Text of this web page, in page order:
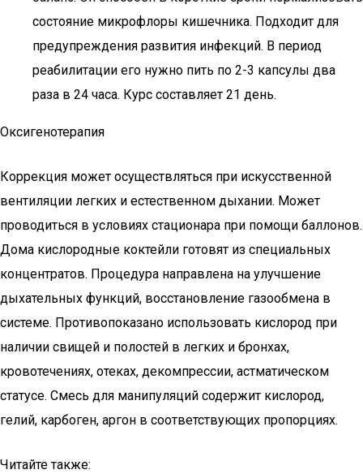
состояние микрофлоры кишечника. Подходит для
предупреждения развития инфекций. В период
реабилитации его нужно пить по 2-3 капсулы два
раза в 24 часа. Курс составляет 21 день.
Оксигенотерапия
Коррекция может осуществляться при искусственной
вентиляции легких и естественном дыхании. Может
проводиться в условиях стационара при помощи баллонов.
Дома кислородные коктейли готовят из специальных
концентратов. Процедура направлена на улучшение
дыхательных функций, восстановление газообмена в
системе. Противопоказано использовать кислород при
наличии свищей и полостей в легких и бронхах,
кровотечениях, отеках, декомпрессии, астматическом
статусе. Смесь для манипуляций содержит кислород,
гелий, карбоген, аргон в соответствующих пропорциях.
Читайте также: